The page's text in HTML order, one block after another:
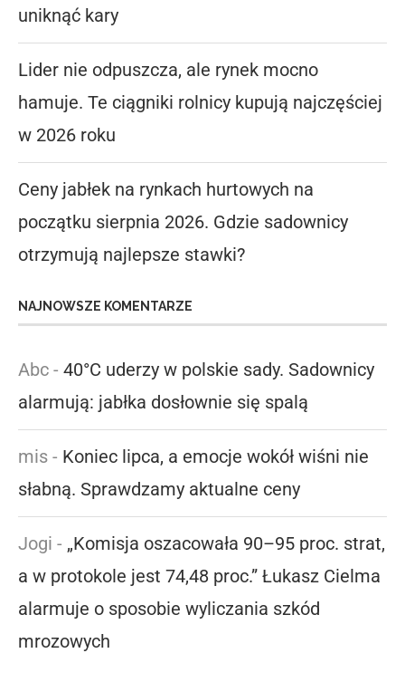
uniknąć kary
Lider nie odpuszcza, ale rynek mocno
hamuje. Te ciągniki rolnicy kupują najczęściej
w 2026 roku
Ceny jabłek na rynkach hurtowych na
początku sierpnia 2026. Gdzie sadownicy
otrzymują najlepsze stawki?
NAJNOWSZE KOMENTARZE
Abc - 40°C uderzy w polskie sady. Sadownicy
alarmują: jabłka dosłownie się spalą
mis - Koniec lipca, a emocje wokół wiśni nie
słabną. Sprawdzamy aktualne ceny
Jogi - „Komisja oszacowała 90–95 proc. strat,
a w protokole jest 74,48 proc.” Łukasz Cielma
alarmuje o sposobie wyliczania szkód
mrozowych